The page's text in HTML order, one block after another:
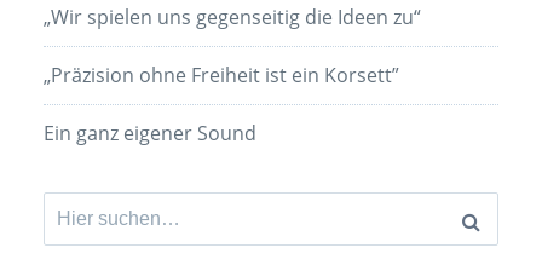
„Wir spielen uns gegenseitig die Ideen zu“
„Präzision ohne Freiheit ist ein Korsett”
Ein ganz eigener Sound
Suchen
nach: